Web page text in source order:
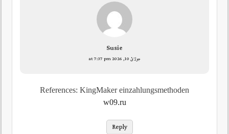
Susie
جولائ 10, 2026 at 7:37 pm
References: KingMaker einzahlungsmethoden
w09.ru
Reply